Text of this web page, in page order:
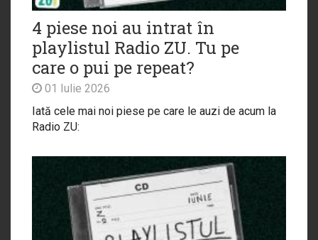
4 piese noi au intrat în
playlistul Radio ZU. Tu pe
care o pui pe repeat?
01 Iulie 2026
Iată cele mai noi piese pe care le auzi de acum la
Radio ZU: